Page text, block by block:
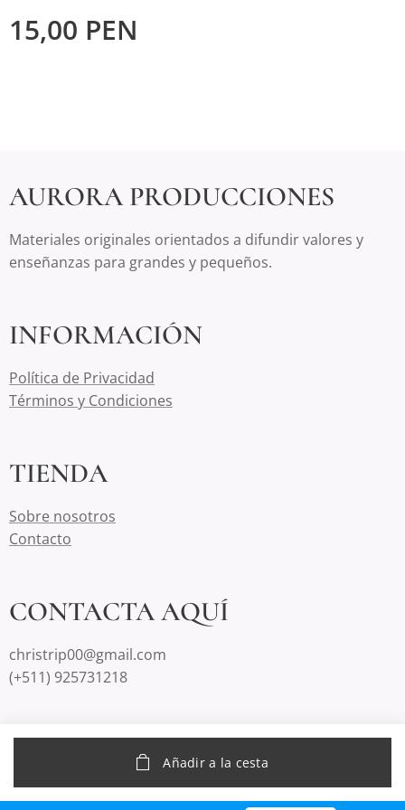
15,00 PEN
Añadir a la cesta
AURORA PRODUCCIONES
Materiales originales orientados a difundir valores y
enseñanzas para grandes y pequeños.
INFORMACIÓN
Política de Privacidad
Términos y Condiciones
TIENDA
Sobre nosotros
Contacto
CONTACTA AQUÍ
christrip00@gmail.com
(+511) 925731218
Creado con Webnode